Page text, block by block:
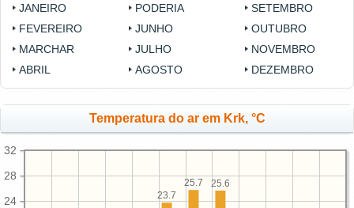
JANEIRO
FEVEREIRO
MARCHAR
ABRIL
PODERIA
JUNHO
JULHO
AGOSTO
SETEMBRO
OUTUBRO
NOVEMBRO
DEZEMBRO
Temperatura do ar em Krk, °C
24
28
32
25.6
25.7
23.7